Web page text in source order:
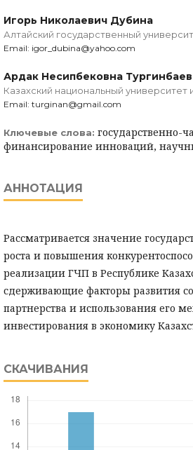
Игорь Николаевич Дубина
Алтайский государственный
Email: igor_dubina@yahoo.com
Ардак Несипбековна
Казахский национальный
Email: turginan@gmail.com
Ключевые слова: государственно-
финансирование инноваций,
АННОТАЦИЯ
Рассматривается значение
роста и повышения
реализации ГЧП в Республике
сдерживающие факторы развития
партнерства и использования его
инвестирования в экономику
СКАЧИВАНИЯ